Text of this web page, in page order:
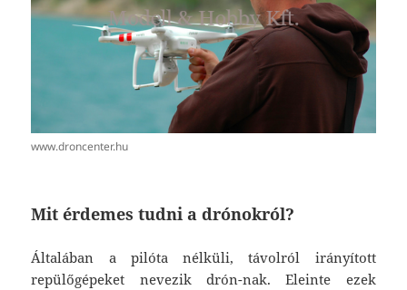
www.droncenter.hu
Mit érdemes tudni a drónokról?
Általában a pilóta nélküli, távolról irányított
repülőgépeket nevezik drón-nak. Eleinte ezek